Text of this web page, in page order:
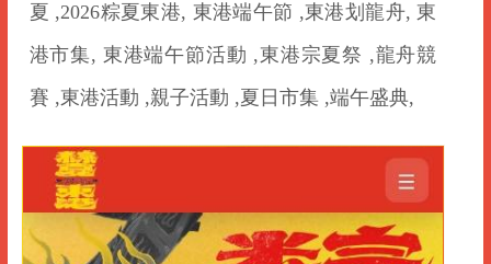
夏 ,2026粽夏東港, 東港端午節 ,東港划龍舟, 東
港市集, 東港端午節活動 ,東港宗夏祭 ,龍舟競
賽 ,東港活動 ,親子活動 ,夏日市集 ,端午盛典,